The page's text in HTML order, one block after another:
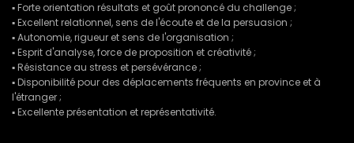
▪ Forte orientation résultats et goût prononcé du challenge ;
▪ Excellent relationnel, sens de l'écoute et de la persuasion ;
▪ Autonomie, rigueur et sens de l'organisation ;
▪ Esprit d'analyse, force de proposition et créativité ;
▪ Résistance au stress et persévérance ;
▪ Disponibilité pour des déplacements fréquents en province et à
l'étranger ;
▪ Excellente présentation et représentativité.